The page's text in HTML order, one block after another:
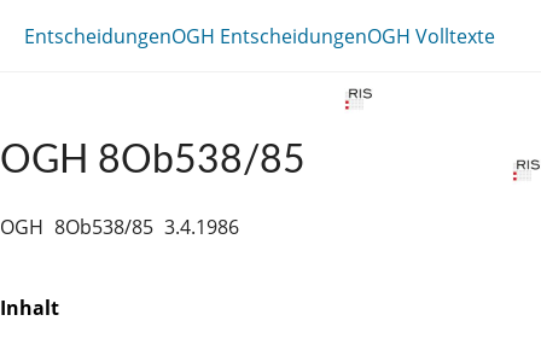
EntscheidungenOGH EntscheidungenOGH Volltexte
OGH 8Ob538/85
OGH 8Ob538/85 3.4.1986
Inhalt